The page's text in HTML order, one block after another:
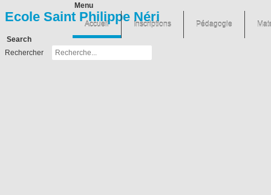
Ecole Saint Philippe Néri
Menu
Accueil Inscriptions Pédagogie
Search
Rechercher